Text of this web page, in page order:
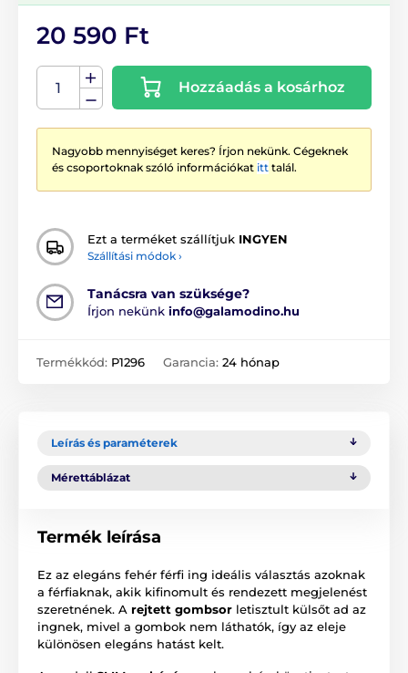
20 590 Ft
Hozzáadás a kosárhoz
Nagyobb mennyiséget keres? Írjon nekünk. Cégeknek
és csoportoknak szóló információkat itt talál.
Ezt a terméket szállítjuk INGYEN
Szállítási módok ›
Tanácsra van szüksége?
Írjon nekünk info@galamodino.hu
Termékkód: P1296 Garancia: 24 hónap
Leírás és paraméterek
Mérettáblázat
Termék leírása
Ez az elegáns fehér férfi ing ideális választás azoknak
a férfiaknak, akik kifinomult és rendezett megjelenést
szeretnének. A rejtett gombsor letisztult külsőt ad az
ingnek, mivel a gombok nem láthatók, így az eleje
különösen elegáns hatást kelt.